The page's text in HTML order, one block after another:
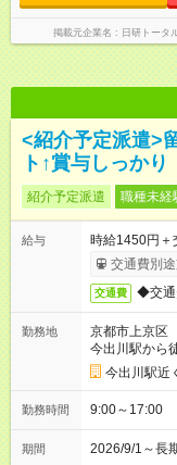
掲載元企業名 日研トータ
<紹介予定派遣>
ト↑賞与しっかり
紹介予定派遣 職種未経
給与
時給1450円＋
交通費別
交通費 ◆交通
勤務地
京都市上京区
今出川駅から
今出川駅近
勤務時間 9:00～17:00
期間 2026/9/1～長